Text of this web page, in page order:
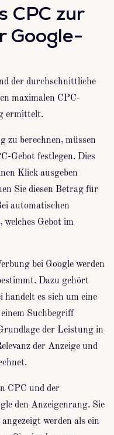
CPC zur
Google-
der durchschnittliche
maximalen CPC-
ermittelt.
zu berechnen, müssen
Gebot festlegen. Dies
Klick ausgeben
Sie diesen Betrag für
automatischen
Gebot im
bei Google werden
Dazu gehört
handelt es sich um eine
Suchbegriff
der Leistung in
der Anzeige und
CPC und der
den Anzeigenrang. Sie
werden als ein